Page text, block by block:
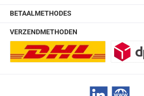
BETAALMETHODES
VERZENDMETHODEN